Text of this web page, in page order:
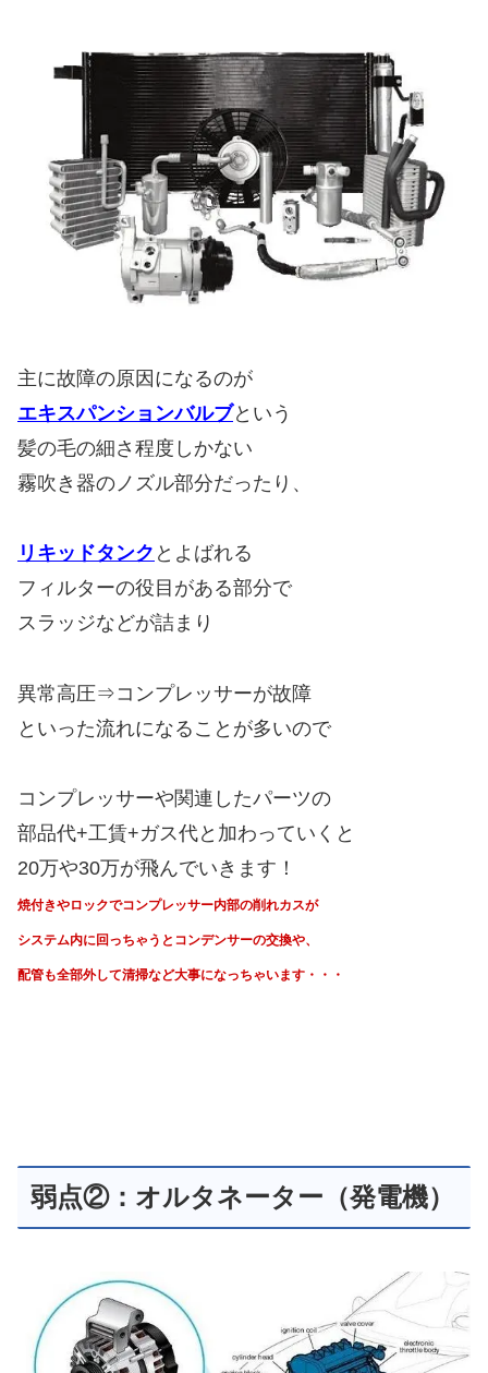
主に故障の原因になるのが
エキスパンションバルブという
髪の毛の細さ程度しかない
霧吹き器のノズル部分だったり、
リキッドタンク とよばれる
フィルターの役目がある部分で
スラッジなどが詰まり
異常高圧⇒コンプレッサーが故障
といった流れになることが多いので
コンプレッサーや関連したパーツの
部品代+工賃+ガス代と加わっていくと
20万や30万が飛んでいきます！
焼付きやロックでコンプレッサー内部の削れカスが
システム内に回っちゃうと コンデンサーの交換や、
配管も全部外して清掃など大事になっちゃいます・・・
弱点②：オルタネーター（発電機）